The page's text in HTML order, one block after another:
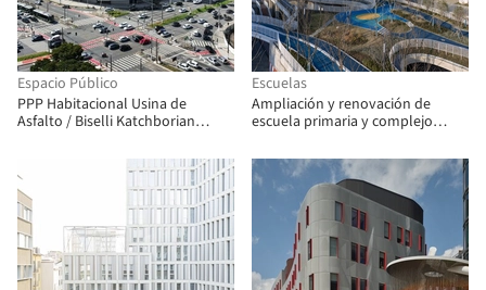
Espacio Público
PPP Habitacional Usina de
Asfalto / Biselli Katchborian
Escuelas
Ampliación y renovación de
escuela primaria y complejo
urbana / Atelier Archmixing